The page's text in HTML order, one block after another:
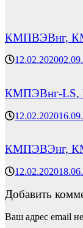
КМПВЭВнг,
12.02.2020
КМПЭВнг-LS,
12.02.2020
КМПЭВЭнг,
12.02.2020
Добавить
Ваш адрес email